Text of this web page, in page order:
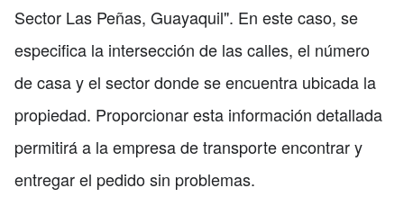
Sector Las Peñas, Guayaquil". En este caso, se
especifica la intersección de las calles, el número
de casa y el sector donde se encuentra ubicada la
propiedad. Proporcionar esta información detallada
permitirá a la empresa de transporte encontrar y
entregar el pedido sin problemas.